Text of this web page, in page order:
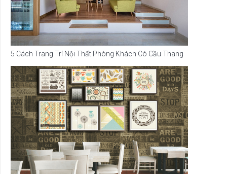
5 Cách Trang Trí Nội Thất Phòng Khách Có Cầu Thang